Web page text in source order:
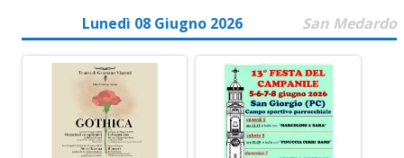
Lunedì 08 Giugno 2026 San Medardo